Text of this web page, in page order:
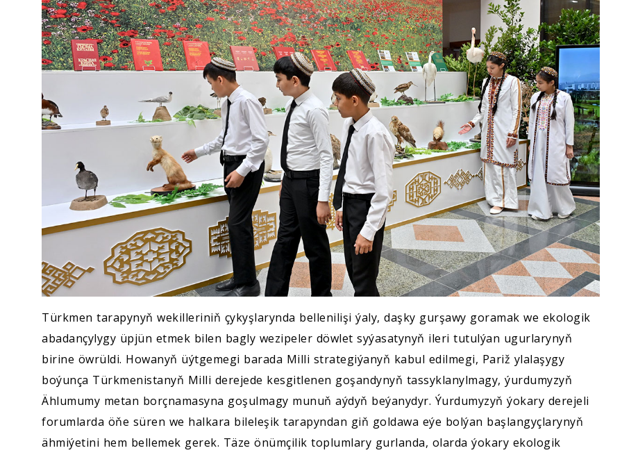
Türkmen tarapynyň wekilleriniň çykyşlarynda bellenilişi ýaly, daşky gurşawy goramak we ekologik
abadançylygy üpjün etmek bilen bagly wezipeler döwlet syýasatynyň ileri tutulýan ugurlarynyň
birine öwrüldi. Howanyň üýtgemegi barada Milli strategiýanyň kabul edilmegi, Pariž ylalaşygy
boýunça Türkmenistanyň Milli derejede kesgitlenen goşandynyň tassyklanylmagy, ýurdumyzyň
Ählumumy metan borçnamasyna goşulmagy munuň aýdyň beýanydyr. Ýurdumyzyň ýokary derejeli
forumlarda öňe süren we halkara bileleşik tarapyndan giň goldawa eýe bolýan başlangyçlarynyň
ähmiýetini hem bellemek gerek. Täze önümçilik toplumlary gurlanda, olarda ýokary ekologik